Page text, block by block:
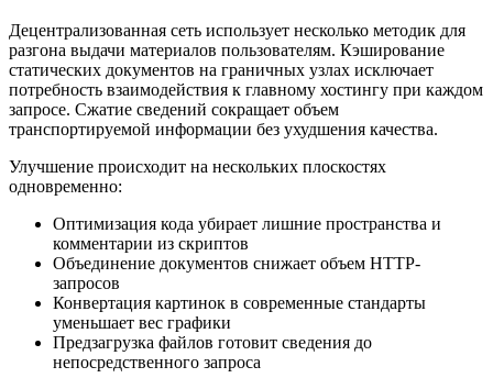
Децентрализованная сеть использует несколько методик для
разгона выдачи материалов пользователям. Кэширование
статических документов на граничных узлах исключает
потребность взаимодействия к главному хостингу при каждом
запросе. Сжатие сведений сокращает объем
транспортируемой информации без ухудшения качества.
Улучшение происходит на нескольких плоскостях
одновременно:
Оптимизация кода убирает лишние пространства и
комментарии из скриптов
Объединение документов снижает объем HTTP-
запросов
Конвертация картинок в современные стандарты
уменьшает вес графики
Предзагрузка файлов готовит сведения до
непосредственного запроса